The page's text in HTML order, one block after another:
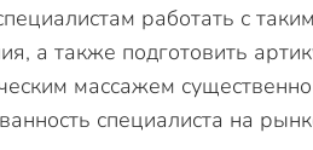
работать с
а также подготовить
массажем
специалиста на